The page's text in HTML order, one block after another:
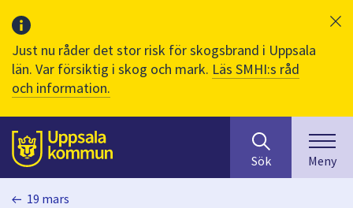
Just nu råder det stor risk för skogsbrand i Uppsala
län. Var försiktig i skog och mark. Läs SMHI:s råd
och information.
Till sidans
huvudinnehåll
efter
innehåll
på
Sök Meny
19 mars